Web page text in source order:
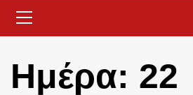
Menu
Ημέρα: 22